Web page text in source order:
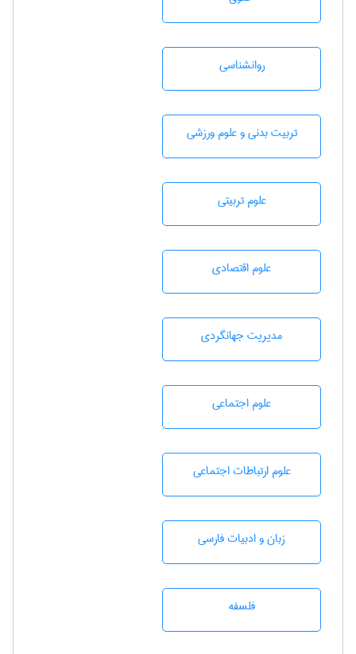
روانشناسی
تربيت بدنی و علوم ورزشی
علوم تربيتی
علوم اقتصادی
مديريت جهانگردی
علوم اجتماعی
علوم ارتباطات اجتماعی
زبان و ادبيات فارسی
فلسفه